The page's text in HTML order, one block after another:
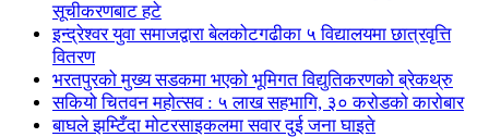
सूचीकरणबाट हटे
इन्द्रेश्वर युवा समाजद्वारा बेलकोटगढीका ५ विद्यालयमा छात्रवृत्ति
वितरण
भरतपुरको मुख्य सडकमा भएको भूमिगत विद्युतिकरणको ब्रेकथ्रु
सकियो चितवन महोत्सव : ५ लाख सहभागि, ३० करोडको कारोबार
बाघले झम्टिँदा मोटरसाइकलमा सवार दुई जना घाइते